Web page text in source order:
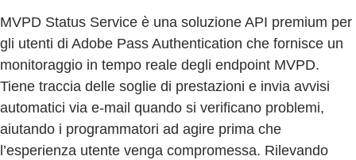
MVPD Status Service è una soluzione API premium per
gli utenti di Adobe Pass Authentication che fornisce un
monitoraggio in tempo reale degli endpoint MVPD.
Tiene traccia delle soglie di prestazioni e invia avvisi
automatici via e-mail quando si verificano problemi,
aiutando i programmatori ad agire prima che
l’esperienza utente venga compromessa. Rilevando